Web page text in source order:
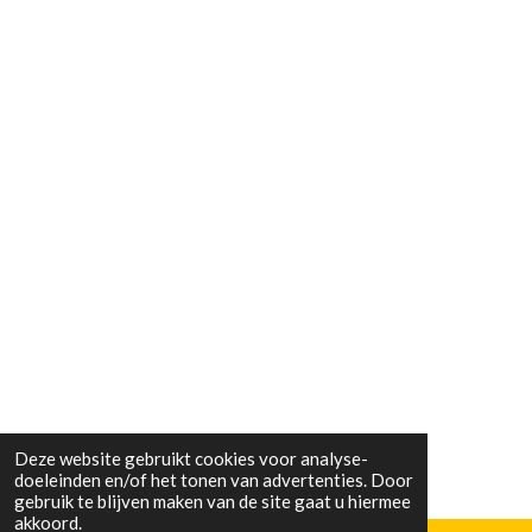
Deze website gebruikt cookies voor analyse-
doeleinden en/of het tonen van advertenties. Door
gebruik te blijven maken van de site gaat u hiermee
akkoord.